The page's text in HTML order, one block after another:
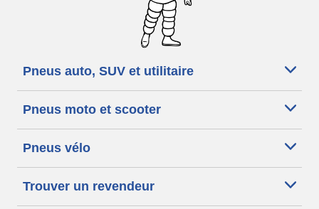
Pneus auto, SUV et utilitaire
Pneus moto et scooter
Pneus vélo
Trouver un revendeur